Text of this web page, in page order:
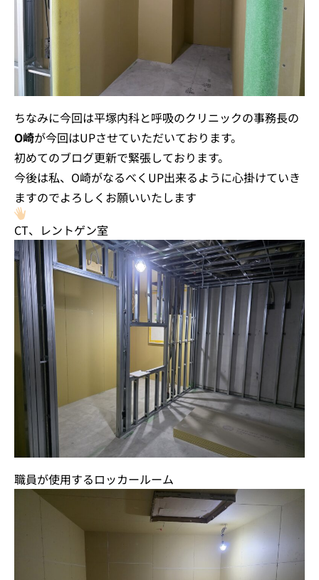
ちなみに今回は平塚内科と呼吸のクリニックの事務長の
O崎が今回はUPさせていただいております。
初めてのブログ更新で緊張しております。
今後は私、O崎がなるべくUP出来るように心掛けていき
ますのでよろしくお願いいたします
CT、レントゲン室
職員が使用するロッカールーム